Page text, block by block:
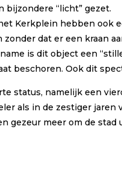
“licht” gezet.
Kerkplein hebben ook
zonder dat er een kraan
is dit object een
beschoren. Ook dit
status, namelijk een
als in de zestiger
gezeur meer om de